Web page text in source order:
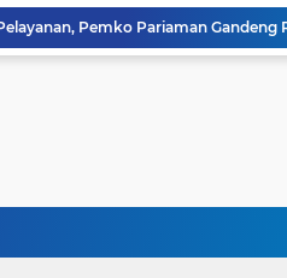
Publik, Citra Publik